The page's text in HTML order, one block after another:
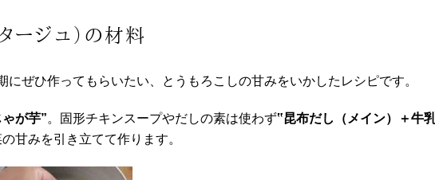
ージュ）の材料
ぜひ作ってもらいたい、とうもろこしの甘みをいかしたレシピです。
ゃが芋”。固形チキンスープやだしの素は使わず‟昆布だし（メイン）＋牛
甘みを引き立てて作ります。